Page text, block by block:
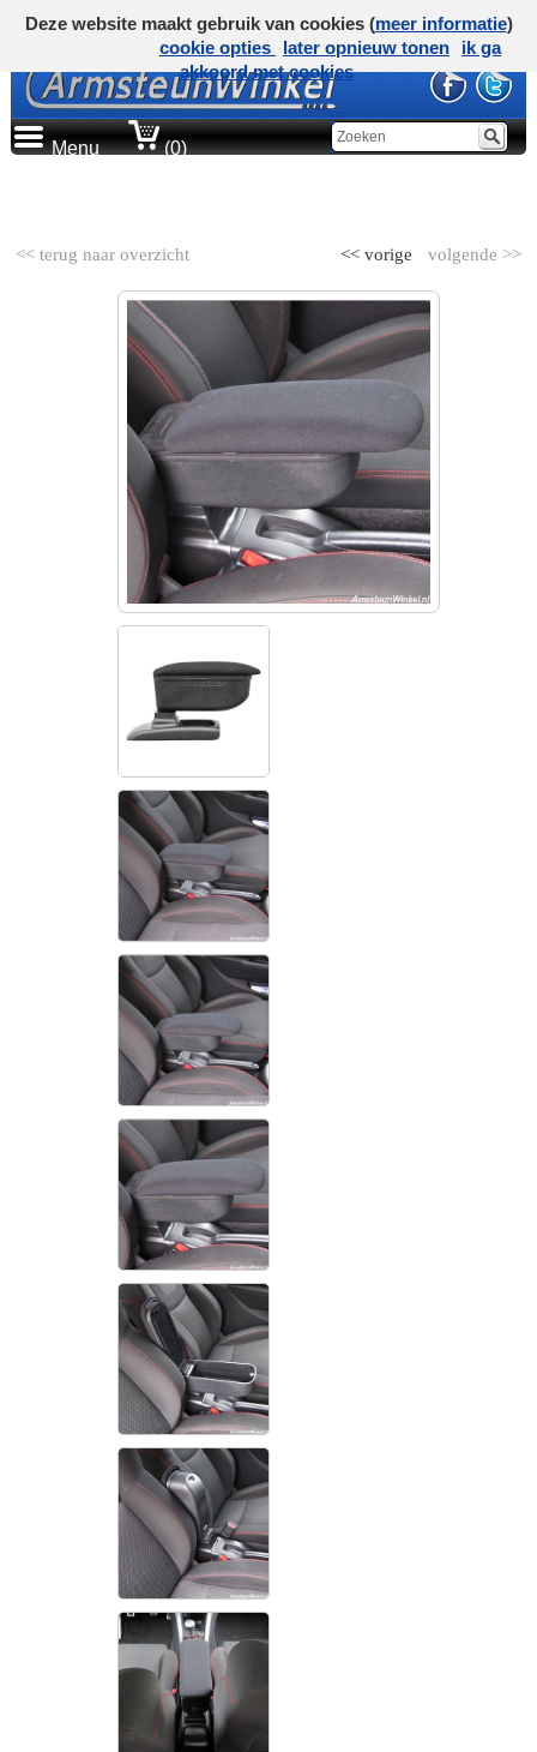
Menu (0)
<< terug naar overzicht volgende >>
<< vorige
Deze website maakt gebruik van cookies (meer informatie)
cookie opties
later opnieuw tonen
ik ga
akkoord met cookies